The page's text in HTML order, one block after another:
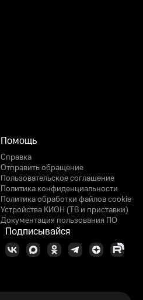
Помощь
Справка
Отправить обращение
Пользовательское соглашение
Политика конфиденциальности
Политика обработки файлов cookie
Устройства КИОН (ТВ и приставки)
Документация пользования ПО
Подписывайся